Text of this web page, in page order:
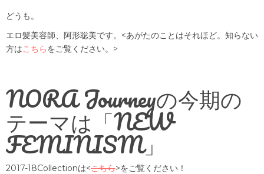
どうも。
エロ髪美容師、阿形聡美です。<あがたのことはそれほど。知らない
方はこちらをご覧ください。>
NORA Journeyの今期の
テーマは「NEW
FEMINISM」
2017-18Collectionは<こちら>をご覧ください！